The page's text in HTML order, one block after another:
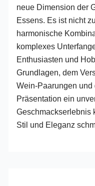
neue Dimension der
Essens. Es ist nicht
harmonische
komplexes
Enthusiasten und
Grundlagen, dem
Wein-Paarungen und
Präsentation ein
Geschmackserlebnis
Stil und Eleganz